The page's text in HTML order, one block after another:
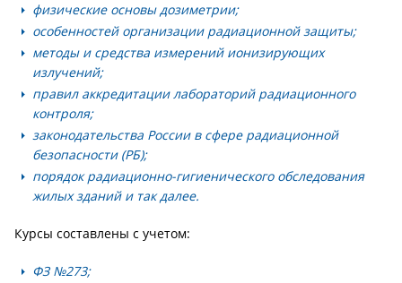
физические основы дозиметрии;
особенностей организации радиационной защиты;
методы и средства измерений ионизирующих
излучений;
правил аккредитации лабораторий радиационного
контроля;
законодательства России в сфере радиационной
безопасности (РБ);
порядок радиационно-гигиенического обследования
жилых зданий и так далее.
Курсы составлены с учетом:
ФЗ №273;